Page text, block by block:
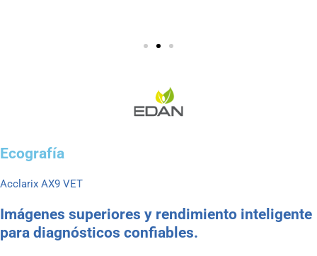
Ecografía
Acclarix AX9 VET
Imágenes superiores y rendimiento inteligente
para diagnósticos confiables.